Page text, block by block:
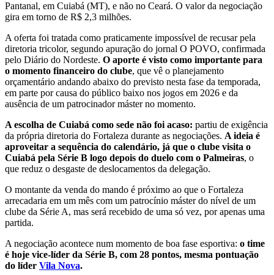
Pantanal, em Cuiabá (MT), e não no Ceará. O valor da negociação
gira em torno de R$ 2,3 milhões.
A oferta foi tratada como praticamente impossível de recusar pela
diretoria tricolor, segundo apuração do jornal O POVO, confirmada
pelo Diário do Nordeste. O aporte é visto como importante para
o momento financeiro do clube, que vê o planejamento
orçamentário andando abaixo do previsto nesta fase da temporada,
em parte por causa do público baixo nos jogos em 2026 e da
ausência de um patrocinador máster no momento.
A escolha de Cuiabá como sede não foi acaso: partiu de exigência
da própria diretoria do Fortaleza durante as negociações. A ideia é
aproveitar a sequência do calendário, já que o clube visita o
Cuiabá pela Série B logo depois do duelo com o Palmeiras, o
que reduz o desgaste de deslocamentos da delegação.
O montante da venda do mando é próximo ao que o Fortaleza
arrecadaria em um mês com um patrocínio máster do nível de um
clube da Série A, mas será recebido de uma só vez, por apenas uma
partida.
A negociação acontece num momento de boa fase esportiva: o time
é hoje vice-líder da Série B, com 28 pontos, mesma pontuação
do líder Vila Nova.